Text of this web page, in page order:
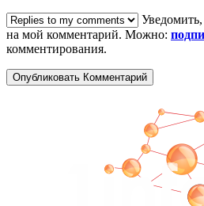
Уведомить,
на мой комментарий. Можно:
комментирования.